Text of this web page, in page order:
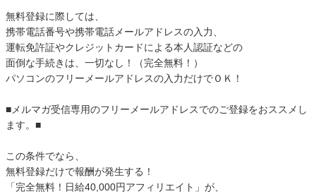
無料登録に際しては、
携帯電話番号や携帯電話メールアドレスの入力、
運転免許証やクレジットカードによる本人認証などの
面倒な手続きは、一切なし！（完全無料！）
パソコンのフリーメールアドレスの入力だけでＯＫ！
■メルマガ受信専用のフリーメールアドレスでのご登録をおススメし
ます。■
この条件でなら、
無料登録だけで報酬が発生する！
「完全無料！日給40,000円アフィリエイト」が、